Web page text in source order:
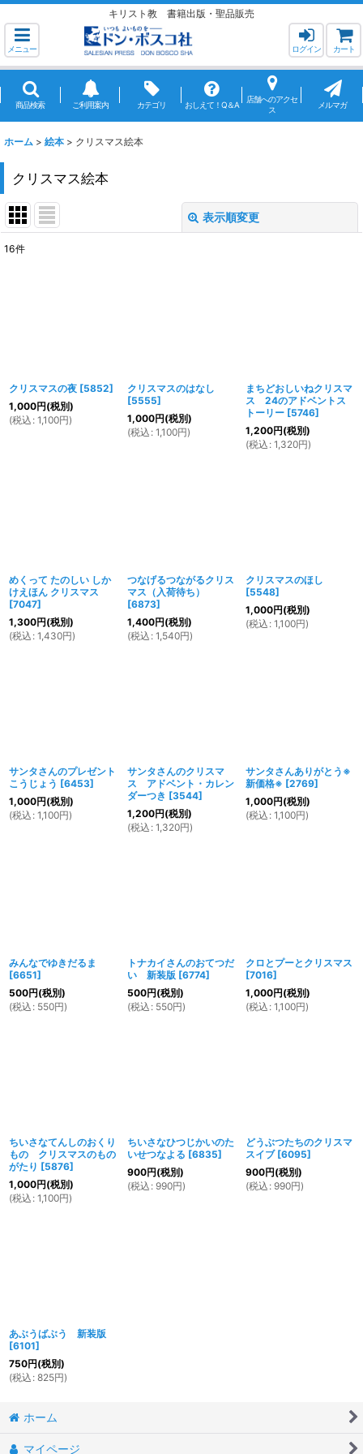
キリスト教 書籍出版・聖品販売
メニュー ログイン カート
商品検索 ご利用案内 カテゴリ おしえて！Q＆A
店舗へのアクセ
ス
メルマガ
ホーム > 絵本 > クリスマス絵本
クリスマス絵本
表示順変更
16件
クリスマスの夜 [5852]
1,000円(税別)
(税込 : 1,100円)
クリスマスのはなし
[5555]
1,000円(税別)
(税込 : 1,100円)
まちどおしいねクリスマ
ス 24のアドベントス
トーリー [5746]
1,200円(税別)
(税込 : 1,320円)
めくって たのしい しか
けえほん クリスマス
[7047]
1,300円(税別)
(税込 : 1,430円)
つなげるつながるクリス
マス（入荷待ち）
[6873]
1,400円(税別)
(税込 : 1,540円)
クリスマスのほし
[5548]
1,000円(税別)
(税込 : 1,100円)
サンタさんのプレゼント
こうじょう [6453]
1,000円(税別)
(税込 : 1,100円)
サンタさんのクリスマ
ス アドベント・カレン
ダーつき [3544]
1,200円(税別)
(税込 : 1,320円)
サンタさんありがとう※
新価格※ [2769]
1,000円(税別)
(税込 : 1,100円)
みんなでゆきだるま
[6651]
500円(税別)
(税込 : 550円)
トナカイさんのおてつだ
い 新装版 [6774]
500円(税別)
(税込 : 550円)
クロとプーとクリスマス
[7016]
1,000円(税別)
(税込 : 1,100円)
ちいさなてんしのおくり
もの クリスマスのもの
がたり [5876]
1,000円(税別)
(税込 : 1,100円)
ちいさなひつじかいのた
いせつなよる [6835]
900円(税別)
(税込 : 990円)
どうぶつたちのクリスマ
スイブ [6095]
900円(税別)
(税込 : 990円)
あぶうばぶう 新装版
[6101]
750円(税別)
(税込 : 825円)
ホーム
マイページ